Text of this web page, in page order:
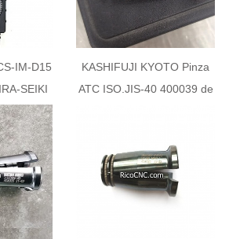
IM-D15
SEIKI
KASHIFUJI KYOTO Pinza
ATC ISO.JIS-40 400039 de